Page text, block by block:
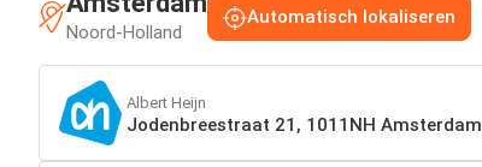
Noord-Holland
Automatisch lokaliseren
Albert Heijn
Jodenbreestraat 21, 1011NH Amsterdam